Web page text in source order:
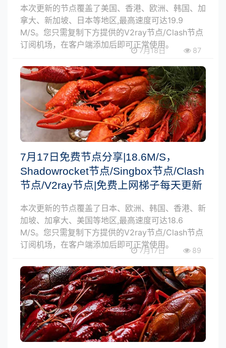
本次更新的节点覆盖了美国、香港、欧洲、韩国、加
拿大、新加坡、日本等地区,最高速度可达19.9
M/S。您只需复制下方提供的V2ray节点/Clash节点
订阅机场，在客户端添加后即可正常使用。
7月18日 87
7月17日免费节点分享|18.6M/S，
Shadowrocket节点/Singbox节点/Clash
节点/V2ray节点|免费上网梯子每天更新
本次更新的节点覆盖了日本、欧洲、韩国、香港、新
加坡、加拿大、美国等地区,最高速度可达18.6
M/S。您只需复制下方提供的V2ray节点/Clash节点
订阅机场，在客户端添加后即可正常使用。
7月17日 89